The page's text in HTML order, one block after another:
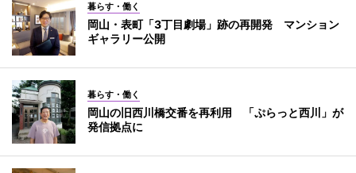
暮らす・働く
岡山・表町「3丁目劇場」跡の再開発 マンション
ギャラリー公開
暮らす・働く
岡山の旧西川橋交番を再利用 「ぷらっと西川」が
発信拠点に